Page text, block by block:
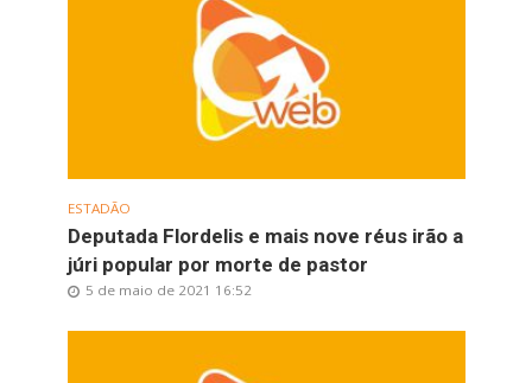
ESTADÃO
Deputada Flordelis e mais nove réus irão a
júri popular por morte de pastor
5 de maio de 2021 16:52